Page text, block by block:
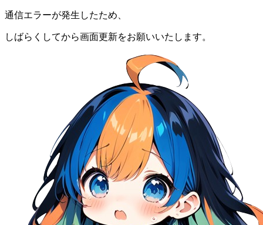
通信エラーが発生したため、
しばらくしてから画面更新をお願いいたします。